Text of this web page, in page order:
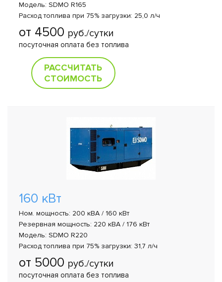
Модель: SDMO R165
Расход топлива при 75% загрузки: 25,0 л/ч
от 4500 руб./сутки
посуточная оплата без топлива
РАССЧИТАТЬ
СТОИМОСТЬ
160 кВт
Ном. мощность: 200 кВА / 160 кВт
Резервная мощность: 220 кВА / 176 кВт
Модель: SDMO R220
Расход топлива при 75% загрузки: 31,7 л/ч
от 5000 руб./сутки
посуточная оплата без топлива